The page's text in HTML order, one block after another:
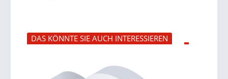
DAS KÖNNTE SIE AUCH INTERESSIEREN